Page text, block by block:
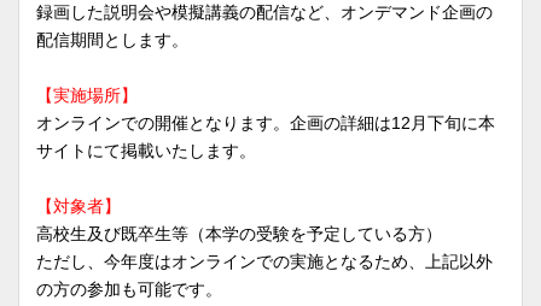
録画した説明会や模擬講義の配信など、オンデマンド企画の
配信期間とします。
【実施場所】
オンラインでの開催となります。企画の詳細は12月下旬に本
サイトにて掲載いたします。
【対象者】
高校生及び既卒生等（本学の受験を予定している方）
ただし、今年度はオンラインでの実施となるため、上記以外
の方の参加も可能です。